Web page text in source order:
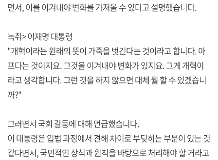
면서, 이를 이겨내야 변화를 가져올 수 있다고 설명했습니다.
녹취> 이재명 대통령
"개혁이라는 원래의 뜻이 가죽을 벗긴다는 것이라고 합니다. 아
프다는 것이지요. 그것을 이겨내야 변화가 있지요. 그게 개혁이
라고 생각합니다. 그런 것을 하지 않으면 대체 뭘 할 수 있겠습니
까?"
그러면서 국회 갈등에 대해 언급했습니다.
이 대통령은 입법 과정에서 견해 차이로 부딪히는 부분이 있는 것
같다면서, 국민적인 상식과 원칙을 바탕으로 처리해야 할 거라고